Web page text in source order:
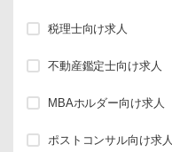
税理士向け求人
不動産鑑定士向け求人
MBAホルダー向け求人
ポストコンサル向け求人